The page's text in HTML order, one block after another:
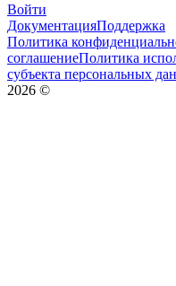
Войти
ДокументацияПоддержка
Политика
соглашениеПолитика
субъекта персональных
2026 ©